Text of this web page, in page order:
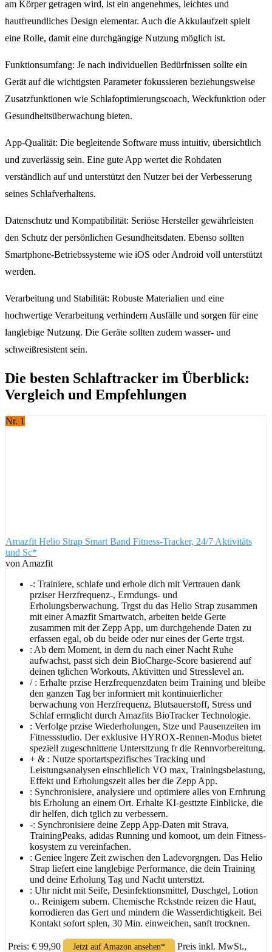
am Körper getragen wird, ist ein angenehmes, leichtes und
hautfreundliches Design elementar. Auch die Akkulaufzeit spielt
eine Rolle, damit eine durchgängige Nutzung möglich ist.
Funktionsumfang: Je nach individuellen Bedürfnissen sollte ein
Gerät auf die wichtigsten Parameter fokussieren beziehungsweise
Zusatzfunktionen wie Schlafoptimierungscoach, Weckfunktion oder
Gesundheitsüberwachung bieten.
App-Qualität: Die begleitende Software muss intuitiv, übersichtlich
und zuverlässig sein. Eine gute App wertet die Rohdaten
verständlich auf und unterstützt den Nutzer bei der Verbesserung
seines Schlafverhaltens.
Datenschutz und Kompatibilität: Seriöse Hersteller gewährleisten
den Schutz der persönlichen Gesundheitsdaten. Ebenso sollten
Smartphone-Betriebssysteme wie iOS oder Android voll unterstützt
werden.
Verarbeitung und Stabilität: Robuste Materialien und eine
hochwertige Verarbeitung verhindern Ausfälle und sorgen für eine
langlebige Nutzung. Die Geräte sollten zudem wasser- und
schweißresistent sein.
Die besten Schlaftracker im Überblick:
Vergleich und Empfehlungen
Nr. 1
Amazfit Helio Strap Smart Band Fitness-Tracker, 24/7 Aktivitäts
und Sc*
von Amazfit
-: Trainiere, schlafe und erhole dich mit Vertrauen dank
prziser Herzfrequenz-, Ermdungs- und
Erholungsberwachung. Trgst du das Helio Strap zusammen
mit einer Amazfit Smartwatch, arbeiten beide Gerte
zusammen mit der Zepp App, um durchgehende Daten zu
erfassen egal, ob du beide oder nur eines der Gerte trgst.
: Ab dem Moment, in dem du nach einer Nacht Ruhe
aufwachst, passt sich dein BioCharge-Score basierend auf
deinen tglichen Workouts, Aktivitten und Stresslevel an.
/ : Erhalte przise Herzfrequenzdaten beim Training und bleibe
den ganzen Tag ber informiert mit kontinuierlicher
berwachung von Herzfrequenz, Blutsauerstoff, Stress und
Schlaf ermglicht durch Amazfits BioTracker Technologie.
: Verfolge przise Wiederholungen, Stze und Pausenzeiten im
Fitnessstudio. Der exklusive HYROX-Rennen-Modus bietet
speziell zugeschnittene Untersttzung fr die Rennvorbereitung.
+ & : Nutze sportartspezifisches Tracking und
Leistungsanalysen einschlielich VO max, Trainingsbelastung,
Effekt und Erholungszeit alles ber die Zepp App.
: Synchronisiere, analysiere und optimiere alles von Ernhrung
bis Erholung an einem Ort. Erhalte KI-gesttzte Einblicke, die
dir helfen, dich tglich zu verbessern.
-: Synchronisiere deine Zepp App-Daten mit Strava,
TrainingPeaks, adidas Running und komoot, um dein Fitness-
kosystem zu vereinfachen.
: Geniee lngere Zeit zwischen den Ladevorgngen. Das Helio
Strap liefert eine langlebige Performance, die dein Training
und deine Erholung Tag und Nacht untersttzt.
: Uhr nicht mit Seife, Desinfektionsmittel, Duschgel, Lotion
o.. Reinigern subern. Chemische Rckstnde reizen die Haut,
korrodieren das Gert und mindern die Wasserdichtigkeit. Bei
Kontakt sofort splen, 30 Min. einweichen, sanft trocknen.
Preis: € 99,90 Jetzt auf Amazon ansehen*
Preis inkl. MwSt.,